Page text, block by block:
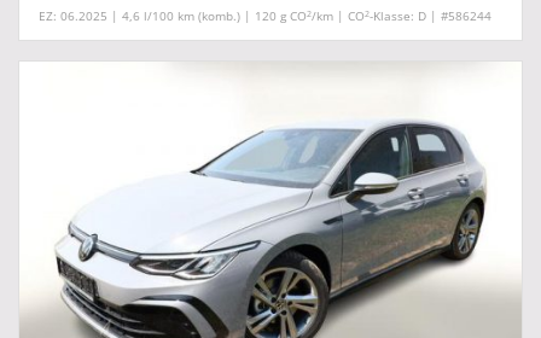
EZ: 06.2025 | 4,6 l/100 km (komb.) | 120 g CO2/km | CO2-Klasse: D | #586244